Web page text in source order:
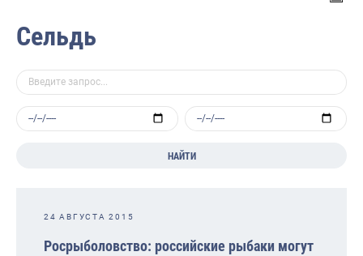
Сельдь
НАЙТИ
24 АВГУСТА 2015
Росрыболовство: российские рыбаки могут